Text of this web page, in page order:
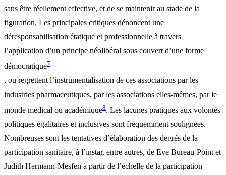
sans être réellement effective, et de se maintenir au stade de la
figuration. Les principales critiques dénoncent une
déresponsabilisation étatique et professionnelle à travers
l’application d’un principe néolibéral sous couvert d’une forme
démocratique7
, ou regrettent l’instrumentalisation de ces associations par les
industries pharmaceutiques, par les associations elles-mêmes, par le
monde médical ou académique8. Les lacunes pratiques aux volontés
politiques égalitaires et inclusives sont fréquemment soulignées.
Nombreuses sont les tentatives d’élaboration des degrés de la
participation sanitaire, à l’instar, entre autres, de Eve Bureau-Point et
Judith Hermann-Mesfen à partir de l’échelle de la participation